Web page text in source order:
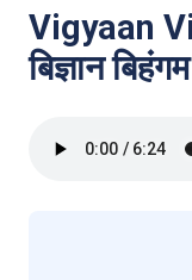
Vigyaan
बिज्ञान